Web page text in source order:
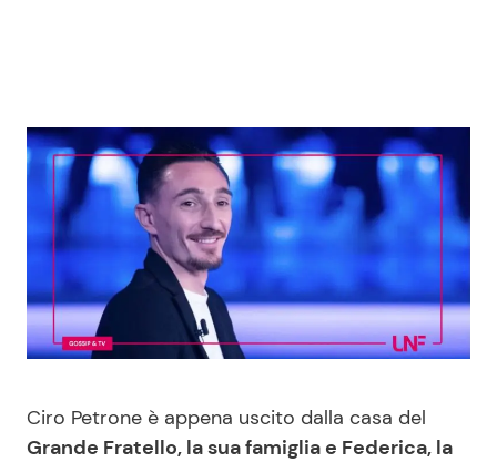
News Musica
News Spettacolo
Benessere
Casa
Moda e Style
Cucina e Ricette
Consigli di Cucina
Dolci
Ciro Petrone è appena uscito dalla casa del
Grande Fratello, la sua famiglia e Federica, la